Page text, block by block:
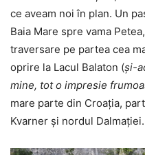
ce aveam noi în plan. Un
Baia Mare spre vama
traversare pe partea cea
oprire la Lacul Balaton (și-
mine, tot o impresie
mare parte din Croația,
Kvarner și nordul Dalmației.